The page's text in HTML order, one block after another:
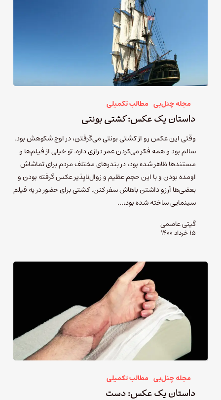
مجله چنل‌بی مطالب تکمیلی
داستان یک عکس: کشتی بونتی
وقتی این عکس رو از کشتی بونتی می‌گرفتن، در اوج شکوهش بود.
سالم بود و همه فکر می‌کردن عمر درازی داره. تو خیلی از فیلم‌ها و
مستندها ظاهر شده بود، در بندرهای مختلف مردم برای تماشاش
اومده بودن و با این حجم عظیم و زوال‌ناپذیر عکس گرفته بودن و
بعضی‌ها آرزو داشتن باهاش سفر کنن. کشتی برای حضور در یه فیلم
سینمایی ساخته شده بود،…
گیتی عاصمی
۱۵ خرداد ۱۴۰۰
مجله چنل‌بی مطالب تکمیلی
داستان یک عکس:‌ دست